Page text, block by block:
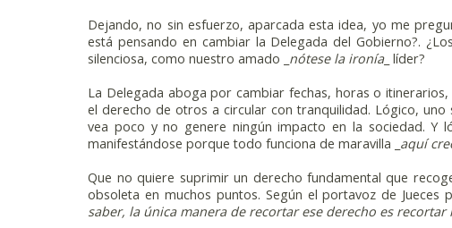
Dejando, no sin esfuerzo, aparcada esta idea, yo me
está pensando en cambiar la Delegada del Gobierno?.
silenciosa, como nuestro amado _ nótese la ironía_ líder?
La Delegada aboga por cambiar fechas, horas o
el derecho de otros a circular con tranquilidad. Lógico,
vea poco y no genere ningún impacto en la sociedad. Y
manifestándose porque todo funciona de maravilla _ aquí
Que no quiere suprimir un derecho fundamental que
obsoleta en muchos puntos. Según el portavoz de Jueces
saber, la única manera de recortar ese derecho es recortar